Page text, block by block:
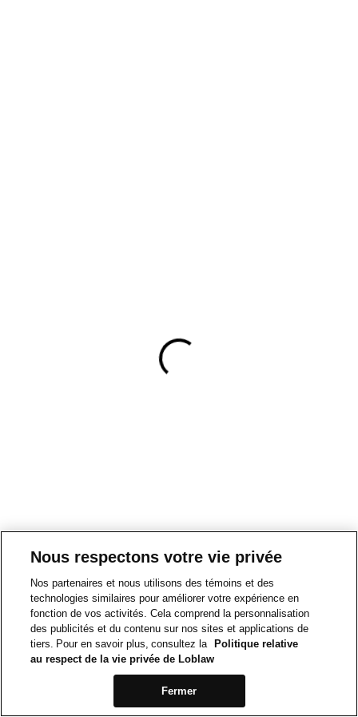
Nous respectons votre vie privée
Nos partenaires et nous utilisons des témoins et des
technologies similaires pour améliorer votre expérience en
fonction de vos activités. Cela comprend la personnalisation
des publicités et du contenu sur nos sites et applications de
tiers. Pour en savoir plus, consultez la
Politique relative
au respect de la vie privée de Loblaw
Fermer